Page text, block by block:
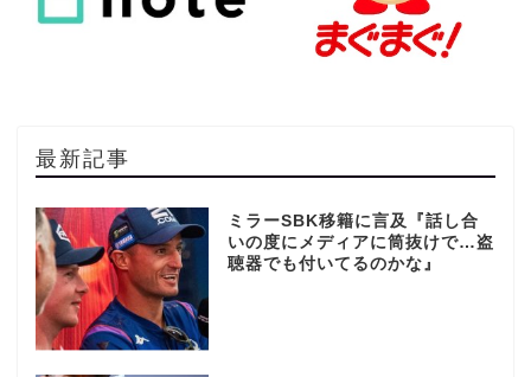
最新記事
ミラーSBK移籍に言及『話し合
いの度にメディアに筒抜けで…盗
聴器でも付いてるのかな』